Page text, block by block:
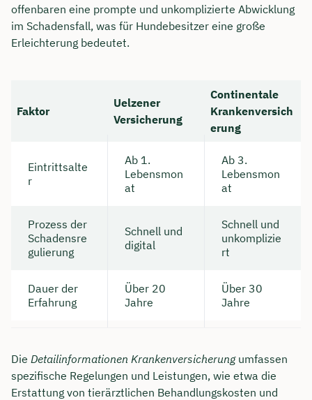
offenbaren eine prompte und unkomplizierte Abwicklung
im Schadensfall, was für Hundebesitzer eine große
Erleichterung bedeutet.
Faktor
Uelzener
Versicherung
Continentale
Krankenversich
erung
Eintrittsalte
r
Ab 1.
Lebensmon
at
Ab 3.
Lebensmon
at
Prozess der
Schadensre
gulierung
Schnell und
digital
Schnell und
unkomplizie
rt
Dauer der
Erfahrung
Über 20
Jahre
Über 30
Jahre
Die Detailinformationen Krankenversicherungumfassen
spezifische Regelungen und Leistungen, wie etwa die
Erstattung von tierärztlichen Behandlungskosten und